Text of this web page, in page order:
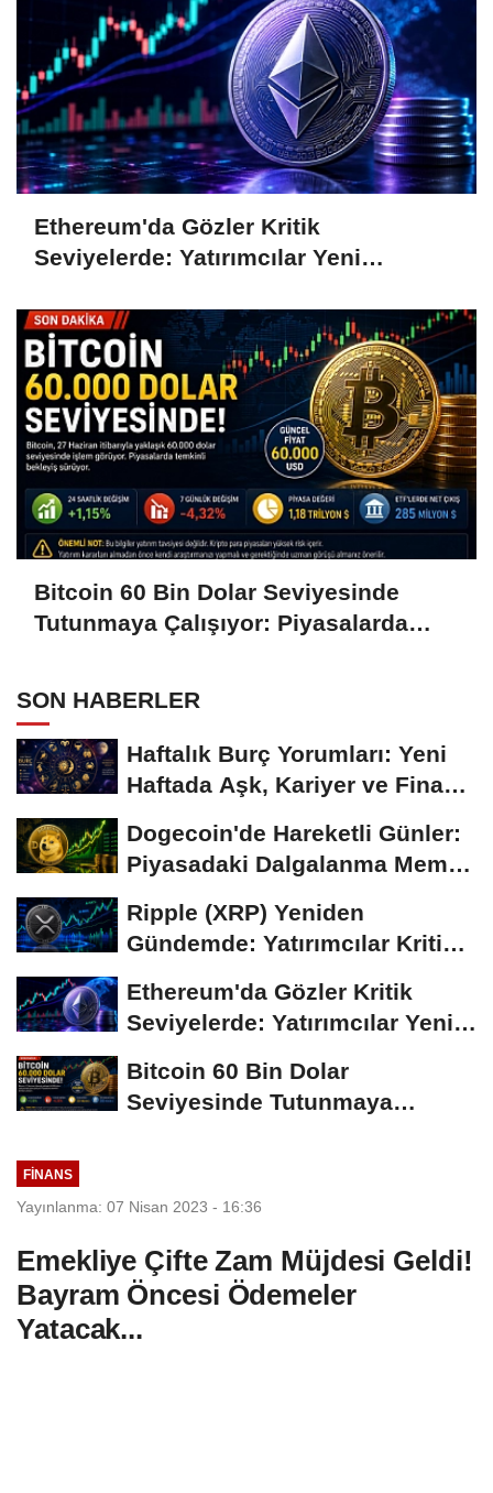
Ethereum'da Gözler Kritik
Seviyelerde: Yatırımcılar Yeni
Bitcoin 60 Bin Dolar Seviyesinde
Tutunmaya Çalışıyor: Piyasalarda
SON HABERLER
Haftalık Burç Yorumları: Yeni
Haftada Aşk, Kariyer ve Finans
Dogecoin'de Hareketli Günler:
Piyasadaki Dalgalanma Meme
Ripple (XRP) Yeniden
Gündemde: Yatırımcılar Kritik
Ethereum'da Gözler Kritik
Seviyelerde: Yatırımcılar Yeni
Bitcoin 60 Bin Dolar
Seviyesinde Tutunmaya
FINANS
Yayınlanma: 07 Nisan 2023 - 16:36
Emekliye Çifte Zam Müjdesi Geldi!
Bayram Öncesi Ödemeler
Yatacak...